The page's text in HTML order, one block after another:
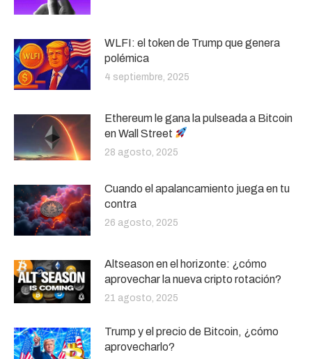
WLFI: el token de Trump que genera
polémica
4 septiembre, 2025
Ethereum le gana la pulseada a Bitcoin
en Wall Street
28 agosto, 2025
Cuando el apalancamiento juega en tu
contra
26 agosto, 2025
Altseason en el horizonte: ¿cómo
aprovechar la nueva cripto rotación?
21 agosto, 2025
Trump y el precio de Bitcoin, ¿cómo
aprovecharlo?